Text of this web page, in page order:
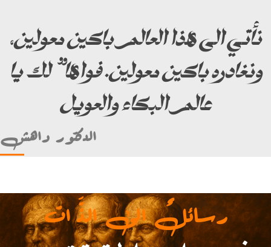
نأتي الى هذا العالم باكين معولين،
ونغادره باكين معولين. فواها” لك يا
عالم البكاء والعويل
الدكتور داهش
رسائلٌ الى الذَّ ات